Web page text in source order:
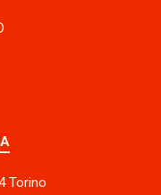
Torino